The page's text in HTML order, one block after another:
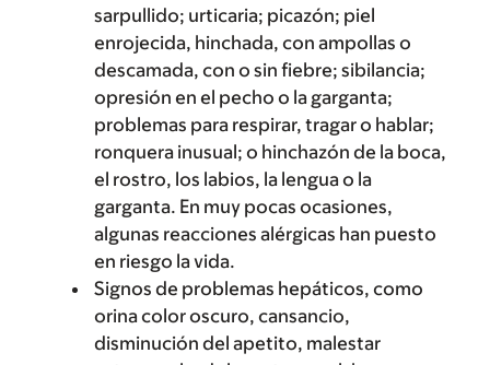
sarpullido; urticaria; picazón; piel
enrojecida, hinchada, con ampollas o
descamada, con o sin fiebre; sibilancia;
opresión en el pecho o la garganta;
problemas para respirar, tragar o hablar;
ronquera inusual; o hinchazón de la boca,
el rostro, los labios, la lengua o la
garganta. En muy pocas ocasiones,
algunas reacciones alérgicas han puesto
en riesgo la vida.
Signos de problemas hepáticos, como
orina color oscuro, cansancio,
disminución del apetito, malestar